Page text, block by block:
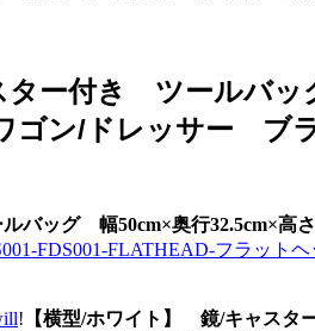
ー付き ツールバッ
ゴン/ドレッサー ブ
バッグ 幅50cm×奥行32.5cm×高
FDS001-FLATHEAD-フラッ
! 【横型/ホワイト】 鏡/キャスタ